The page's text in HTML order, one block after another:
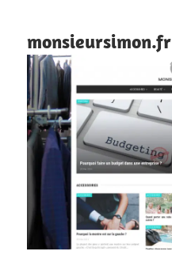
monsieursimon.fr